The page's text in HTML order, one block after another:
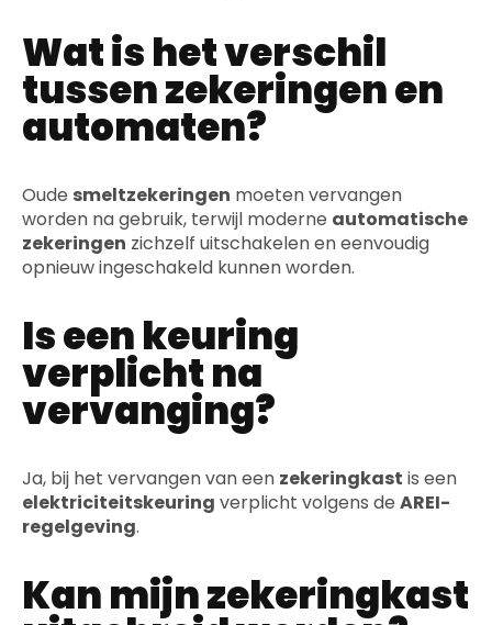
Wat is het verschil
tussen zekeringen en
automaten?
Oude smeltzekeringen moeten vervangen
worden na gebruik, terwijl moderne automatische
zekeringen zichzelf uitschakelen en eenvoudig
opnieuw ingeschakeld kunnen worden.
Is een keuring
verplicht na
vervanging?
Ja, bij het vervangen van een zekeringkast is een
elektriciteitskeuring verplicht volgens de AREI-
regelgeving.
Kan mijn zekeringkast